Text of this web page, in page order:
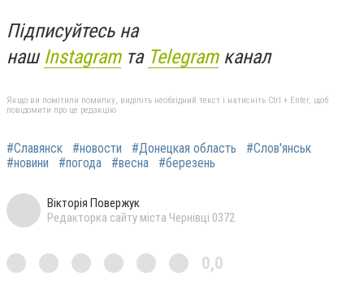
Підписуйтесь на
наш Instagramта Telegramканал
Якщо ви помітили помилку, виділіть необхідний текст і натисніть Ctrl + Enter, щоб
повідомити про це редакцію
#Славянск #новости #Донецкая область
#Слов'янськ
#новини
#погода #весна #березень
Вікторія Повержук
Редакторка сайту міста Чернівці 0372
0,0